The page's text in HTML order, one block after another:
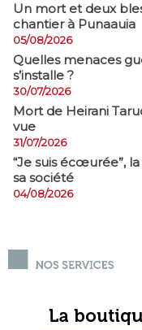
​Un mort et deux
chantier à Punaauia
05/08/2026
Quelles menaces
s’installe ?
30/07/2026
Mort de Heirani
vue
31/07/2026
​“Je suis écœurée”,
sa société
04/08/2026